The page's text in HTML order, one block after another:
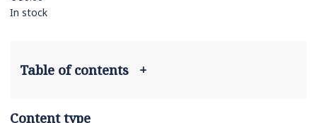
In stock
Table of contents +
Content type